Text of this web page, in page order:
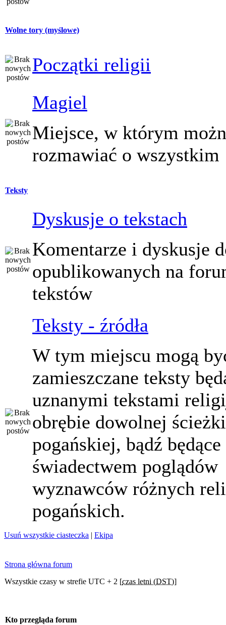
Wolne tory (myślowe)
Początki religii
Magiel
Miejsce, w którym
rozmawiać o wszystkim
Teksty
Dyskusje o tekstach
Komentarze i dyskusje
opublikowanych na
tekstów
Teksty - źródła
W tym miejscu mogą
zamieszczane teksty
uznanymi tekstami
obrębie dowolnej ścieżki
pogańskiej, bądź będące
świadectwem poglądów
wyznawców różnych
pogańskich.
Usuń wszystkie ciasteczka | Ekipa
Strona główna forum
Wszystkie czasy w strefie UTC + 2 [czas letni (DST)]
Kto przegląda forum